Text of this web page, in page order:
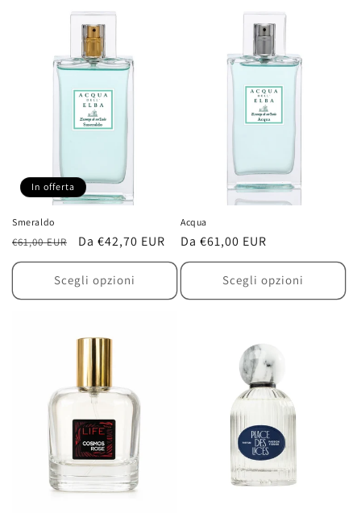
In offerta
Smeraldo
Prezzo
di
€61,00 EUR
Prezzo
scontato
Da €42,70 EUR
Scegli opzioni
Acqua
Prezzo
di
Da €61,00 EUR
Scegli opzioni